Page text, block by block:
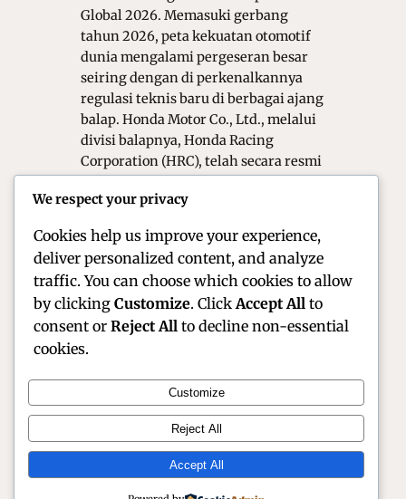
Global 2026. Memasuki gerbang
tahun 2026, peta kekuatan otomotif
dunia mengalami pergeseran besar
seiring dengan di perkenalkannya
regulasi teknis baru di berbagai ajang
balap. Honda Motor Co., Ltd., melalui
divisi balapnya, Honda Racing
Corporation (HRC), telah secara resmi
global untuk musim 2026. Agenda ini
Official Site of Christian Montanari | Racer &
Motorsport Profile
We respect your privacy
Cookies help us improve your experience,
deliver personalized content, and analyze
traffic. You can choose which cookies to allow
by clicking Customize. Click Accept All to
consent or Reject All to decline non-essential
cookies.
Customize
Reject All
Accept All